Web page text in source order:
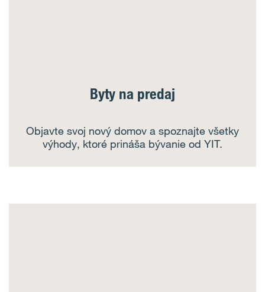
Byty na predaj
Objavte svoj nový domov a spoznajte všetky
výhody, ktoré prináša bývanie od YIT.